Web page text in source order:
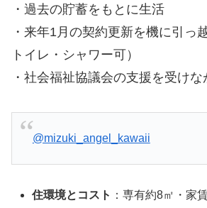
・過去の貯蓄をもとに生活
・来年1月の契約更新を機に引っ
トイレ・シャワー可）
・社会福祉協議会の支援を受け
@mizuki_angel_kawaii
住環境とコスト ：専有約8㎡・家